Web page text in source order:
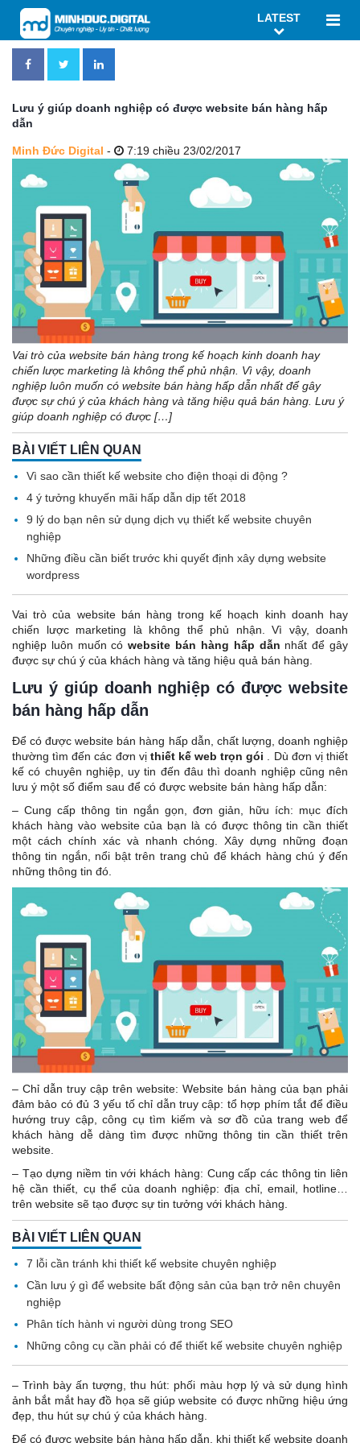
LATEST
Lưu ý giúp doanh nghiệp có được website bán hàng hấp
dẫn
Minh Đức Digital - 7:19 chiều 23/02/2017
Vai trò của website bán hàng trong kế hoạch kinh doanh hay
chiến lược marketing là không thể phủ nhận. Vì vậy, doanh
nghiệp luôn muốn có website bán hàng hấp dẫn nhất để gây
được sự chú ý của khách hàng và tăng hiệu quả bán hàng. Lưu ý
giúp doanh nghiệp có được […]
BÀI VIẾT LIÊN QUAN
Vì sao cần thiết kế website cho điện thoại di động ?
4 ý tưởng khuyến mãi hấp dẫn dịp tết 2018
9 lý do bạn nên sử dụng dịch vụ thiết kế website chuyên
nghiệp
Những điều cần biết trước khi quyết định xây dựng website
wordpress
Vai trò của website bán hàng trong kế hoạch kinh doanh hay
chiến lược marketing là không thể phủ nhận. Vì vậy, doanh
nghiệp luôn muốn cówebsite bán hàng hấp dẫn nhất để gây
được sự chú ý của khách hàng và tăng hiệu quả bán hàng.
Lưu ý giúp doanh nghiệp có được website
bán hàng hấp dẫn
Để có được website bán hàng hấp dẫn, chất lượng, doanh nghiệp
thường tìm đến các đơn vị thiết kế web trọn gói . Dù đơn vị thiết
kế có chuyên nghiệp, uy tin đến đâu thì doanh nghiệp cũng nên
lưu ý một số điểm sau để có được website bán hàng hấp dẫn:
– Cung cấp thông tin ngắn gọn, đơn giản, hữu ích: mục đích
khách hàng vào website của bạn là có được thông tin cần thiết
một cách chính xác và nhanh chóng. Xây dựng những đoạn
thông tin ngắn, nổi bật trên trang chủ để khách hàng chú ý đến
những thông tin đó.
– Chỉ dẫn truy cập trên website: Website bán hàng của bạn phải
đảm bảo có đủ 3 yếu tố chỉ dẫn truy cập: tổ hợp phím tắt để điều
hướng truy cập, công cụ tìm kiếm và sơ đồ của trang web để
khách hàng dễ dàng tìm được những thông tin cần thiết trên
website.
– Tạo dựng niềm tin với khách hàng: Cung cấp các thông tin liên
hệ cần thiết, cụ thể của doanh nghiệp: địa chỉ, email, hotline…
trên website sẽ tạo được sự tin tưởng với khách hàng.
BÀI VIẾT LIÊN QUAN
7 lỗi cần tránh khi thiết kế website chuyên nghiệp
Cần lưu ý gì để website bất động sản của bạn trở nên chuyên
nghiệp
Phân tích hành vi người dùng trong SEO
Những công cụ cần phải có để thiết kế website chuyên nghiệp
– Trình bày ấn tượng, thu hút: phối màu hợp lý và sử dụng hình
ảnh bắt mắt hay đồ họa sẽ giúp website có được những hiệu ứng
đẹp, thu hút sự chú ý của khách hàng.
Để có được website bán hàng hấp dẫn, khi thiết kế website doanh